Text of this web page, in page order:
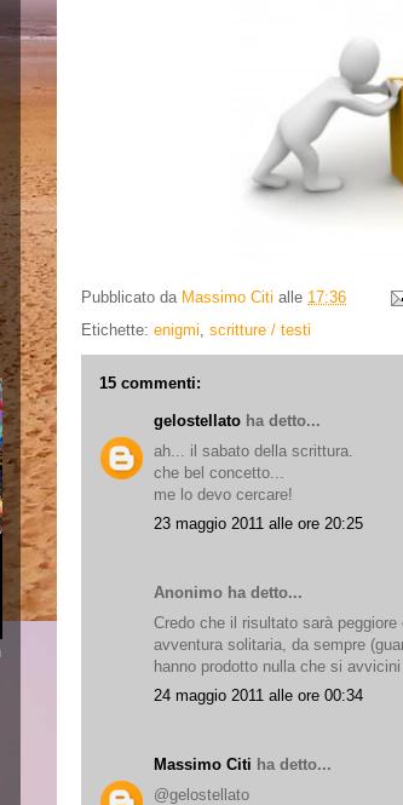
Pubblicato da Massimo Citi alle 17:36
Etichette: enigmi, scritture / testi
15 commenti:
gelostellato ha detto...
ah... il sabato della scrittura.
che bel concetto...
me lo devo cercare!
23 maggio 2011 alle ore 20:25
Anonimo ha detto...
Credo che il risultato sarà
avventura solitaria, da sempre
hanno prodotto nulla che si avvicini
24 maggio 2011 alle ore 00:34
Massimo Citi ha detto...
@gelostellato